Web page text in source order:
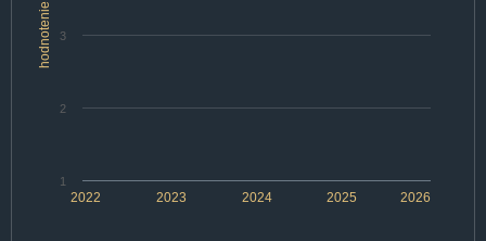
hodnotenie
2022 2024 2026
2023 2025
1
2
3